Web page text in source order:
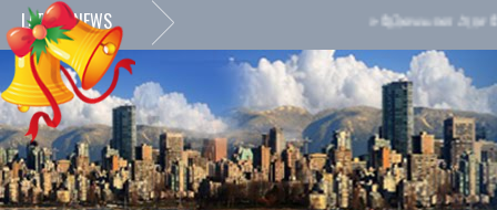
LATEST NEWS நேர்மையான அரச